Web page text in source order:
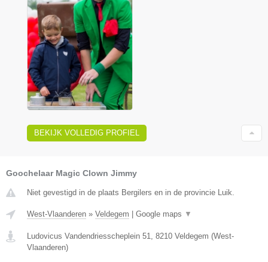
BEKIJK VOLLEDIG PROFIEL
Goochelaar Magic Clown Jimmy
Niet gevestigd in de plaats Bergilers en in de provincie Luik.
West-Vlaanderen » Veldegem | Google maps ▼
Ludovicus Vandendriesscheplein 51 8210 Veldegem (West-
Vlaanderen)